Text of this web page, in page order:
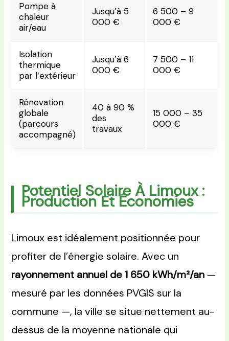
Pompe à
chaleur
air/eau
Jusqu’à 5
000 €
6 500 – 9
000 €
Isolation
thermique
par l’extérieur
Jusqu’à 6
000 €
7 500 – 11
000 €
Rénovation
globale
(parcours
accompagné)
40 à 90 %
des
travaux
15 000 – 35
000 €
Potentiel Solaire À Limoux :
Production Et Économies
Limoux est idéalement positionnée pour
profiter de l’énergie solaire. Avec un
rayonnement annuel de 1 650 kWh/m²/an —
mesuré par les données PVGIS sur la
commune —, la ville se situe nettement au-
dessus de la moyenne nationale qui